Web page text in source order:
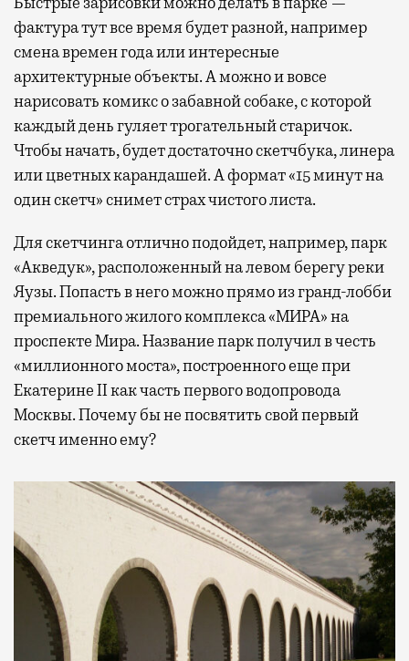
фактура тут все время будет разной, например
смена времен года или интересные
архитектурные объекты. А можно и вовсе
нарисовать комикс о забавной собаке, с которой
каждый день гуляет трогательный старичок.
Чтобы начать, будет достаточно скетчбука, линера
или цветных карандашей. А формат «15 минут на
один скетч» снимет страх чистого листа.
Для скетчинга отлично подойдет, например, парк
«Акведук», расположенный на левом берегу реки
Яузы. Попасть в него можно прямо из гранд-лобби
премиального жилого комплекса «МИРА» на
проспекте Мира. Название парк получил в честь
«миллионного моста», построенного еще при
Екатерине II как часть первого водопровода
Москвы. Почему бы не посвятить свой первый
скетч именно ему?